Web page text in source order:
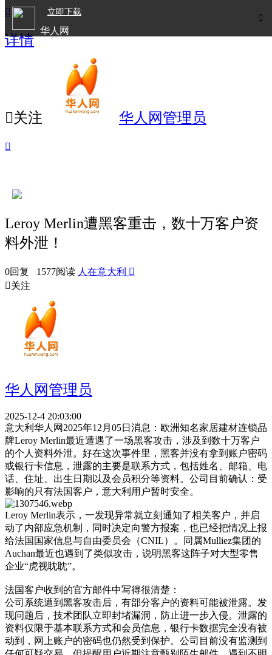

立即下载
华人网

详情
关注 华人网管理员

Leroy Merlin遭黑客重击，数十万客户资
料外泄！
0回复 1577阅读 人在意大利 
关注
华人网管理员
2025-12-4 20:03:00
意大利华人网2025年12月05日消息：欧洲知名家居建材连锁品
牌Leroy Merlin最近遭遇了一场黑客攻击，涉及到数十万客户
的个人资料外泄。好在这次事件里，黑客并没有拿到账户密码
或银行卡信息，泄露的主要是联系方式，包括姓名、邮箱、电
话、住址、出生日期以及会员积分等资料。公司目前确认：受
影响的只有法国客户，意大利用户暂时安全。
Leroy Merlin表示，一发现异常就立刻通知了相关客户，并启
动了内部应急机制，同时决定向警方报案，也已经把情况上报
给法国国家信息与自由委员会（CNIL）。同属Mulliez集团的
Auchan最近也遇到了类似攻击，说明黑客这阵子对大型零售
企业“虎视眈眈”。
法国客户收到的官方邮件中写得很清楚：
公司系统遭到黑客攻击后，有部分客户的资料可能被泄露。发
现问题后，技术团队立即封堵漏洞，防止进一步入侵。泄露的
资料仅限于基本联系方式和会员信息，银行卡数据完全没有被
动到，网上账户的密码也仍然受到保护。公司目前没有监测到